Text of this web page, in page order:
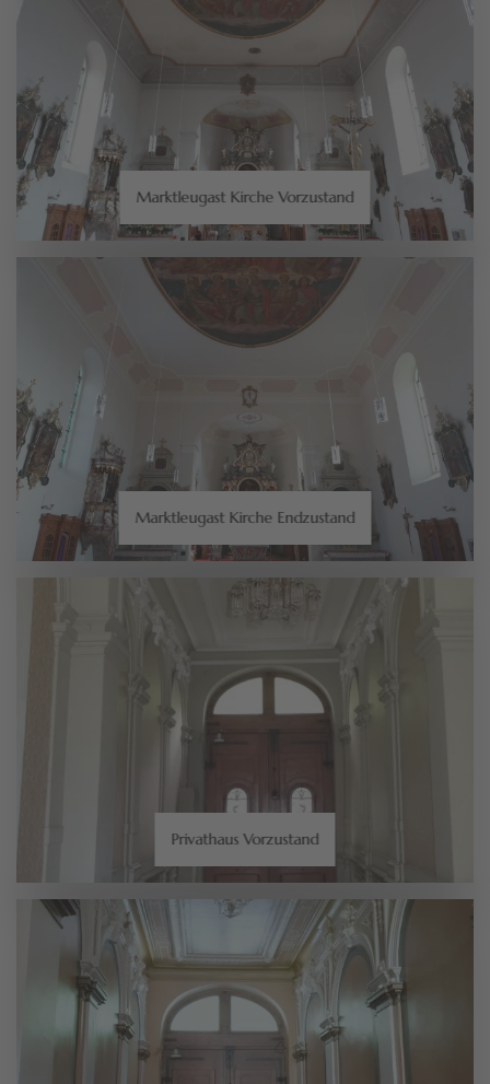
Marktleugast Kirche Vorzustand
Marktleugast Kirche Endzustand
Privathaus Vorzustand